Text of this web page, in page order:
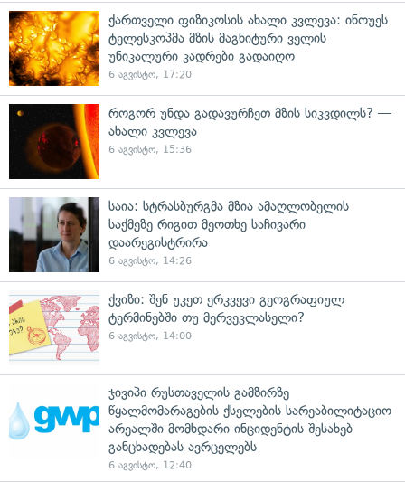
ქართველი ფიზიკოსის ახალი კვლევა: ინოუეს
ტელესკოპმა მზის მაგნიტური ველის
უნიკალური კადრები გადაიღო
6 აგვისტო, 17:20
როგორ უნდა გადავურჩეთ მზის სიკვდილს? —
ახალი კვლევა
6 აგვისტო, 15:36
საია: სტრასბურგმა მზია ამაღლობელის
საქმეზე რიგით მეოთხე საჩივარი
დაარეგისტრირა
6 აგვისტო, 14:26
ქვიზი: შენ უკეთ ერკვევი გეოგრაფიულ
ტერმინებში თუ მერვეკლასელი?
6 აგვისტო, 14:00
ჯივიპი რუსთაველის გამზირზე
წყალმომარაგების ქსელების სარეაბილიტაციო
არეალში მომხდარი ინციდენტის შესახებ
განცხადებას ავრცელებს
6 აგვისტო, 12:40